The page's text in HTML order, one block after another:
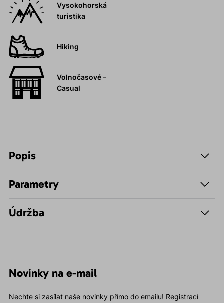
Vysokohorská
turistika
Hiking
Volnočasové –
Casual
Popis
Parametry
Údržba
Novinky na e-mail
Nechte si zasílat naše novinky přímo do emailu! Registrací